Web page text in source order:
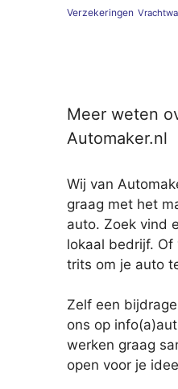
Verzekeringen
Meer weten
Automaker.nl
Wij van
graag met het
auto. Zoek vind
lokaal bedrijf. Of
trits om je auto
Zelf een
ons op
werken graag
open voor je